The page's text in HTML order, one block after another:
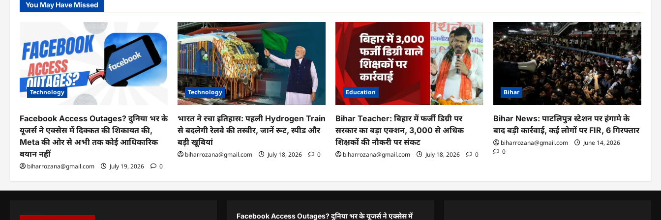
You May Have Missed
Technology
Facebook Access Outages? दुनिया भर के
यूजर्स ने एक्सेस में दिक्कत की शिकायत की,
Meta की ओर से अभी तक कोई आधिकारिक
बयान नहीं
biharrozana@gmail.com July 19, 2026 0
Technology
भारत ने रचा इतिहास: पहली Hydrogen Train
से बदलेगी रेलवे की तस्वीर, जानें रूट, स्पीड और
बड़ी खूबियां
biharrozana@gmail.com July 18, 2026 0
Education
Bihar Teacher: बिहार में फर्जी डिग्री पर
सरकार का बड़ा एक्शन, 3,000 से अधिक
शिक्षकों की नौकरी पर संकट
biharrozana@gmail.com July 18, 2026 0
Bihar
Bihar News: पाटलिपुत्र स्टेशन पर हंगामे के
बाद बड़ी कार्रवाई, कई लोगों पर FIR, 6 गिरफ्तार
biharrozana@gmail.com
June 14, 2026
0
Facebook Access Outages? दुनिया भर के यूजर्स ने एक्सेस में